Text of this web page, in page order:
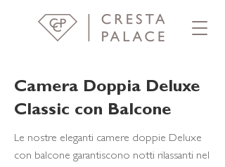
Camera Doppia Deluxe
Classic con Balcone
Le nostre eleganti camere doppie Deluxe
con balcone garantiscono notti rilassanti nel